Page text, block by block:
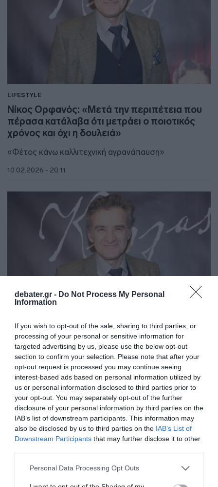
debater.gr - Do Not Process My Personal
Information
If you wish to opt-out of the sale, sharing to third parties, or
processing of your personal or sensitive information for
targeted advertising by us, please use the below opt-out
section to confirm your selection. Please note that after your
opt-out request is processed you may continue seeing
interest-based ads based on personal information utilized by
us or personal information disclosed to third parties prior to
your opt-out. You may separately opt-out of the further
disclosure of your personal information by third parties on the
IAB’s list of downstream participants. This information may
also be disclosed by us to third parties on the IAB’s List of
Downstream Participants that may further disclose it to other
Please note that this website/app uses one or more Google
Personal Data Processing Opt Outs
LIFESTYLE
Νίκος Ορφανός: «Μετά την περιπέτεια που
πέρασα κατάλαβα ότι μετράει ο ποιοτικός
χρόνος και όχι η δουλειά»
«Φέτος κάνω καλλιτεχνική αγρανάπαυση»
10.02.2026 - 20:11
LIFESTYLE
Νίκος Ορφανός: Βάφτισε την κόρη του ο
ηθοποιός – Το όνομα που πήρε η νεοφώτιστη
(pic)
Το αποκάλυψε μέσα από μια φωτογραφία που
δημοσίευσε στο Instagram
14.07.2025 - 09:40